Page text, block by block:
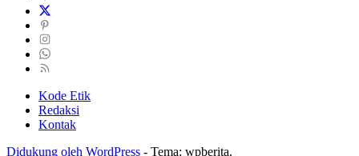
Kode Etik
Redaksi
Kontak
Didukung oleh WordPress - Tema: wpberita.